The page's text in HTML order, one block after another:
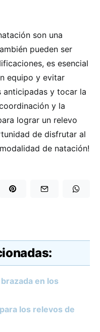
son una
pueden ser
es esencial
equipo y evitar
anticipadas y tocar la
y la
lograr un relevo
de disfrutar al
de natación!
en los
los relevos de